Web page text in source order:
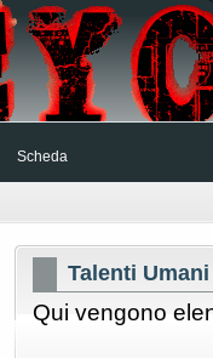
Scheda
Talenti Umani
Qui vengono